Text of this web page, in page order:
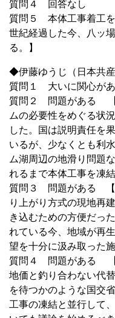
質問４ 回答なし
質問５ 本体工事着工
世紀経過した今、八ッ
る。】
◆伊藤ゆうじ（日本共産
質問１ 大いに関心が
質問２ 問題がある 【
ムの必要性をめぐる状
した。国は説明責任を
いるが、少なくとも利
ム湖周辺の地滑り問題
れるまで本体工事を凍結
質問３ 問題がある 【
り上がり方式の現地再
き込むための方便だっ
れている今、地域が再
望を十分に汲み取った
質問４ 問題がある 【
地価と釣り合わない代
を待つかのような国交
工事の凍結と並行して